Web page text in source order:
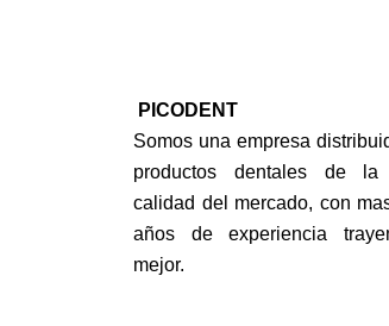
PICODENT
Somos una empresa
productos dentales de la
calidad del mercado, con
años de experiencia
mejor.